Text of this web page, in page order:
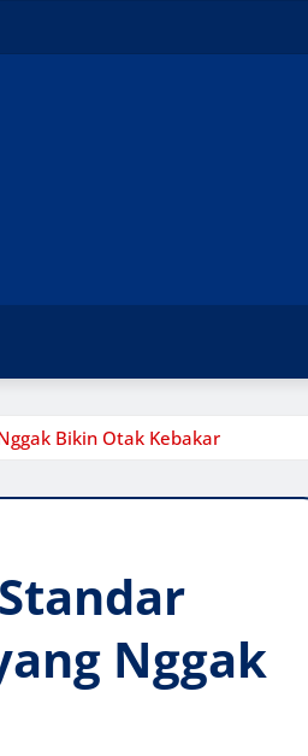
Bikin Otak Kebakar
Nggak